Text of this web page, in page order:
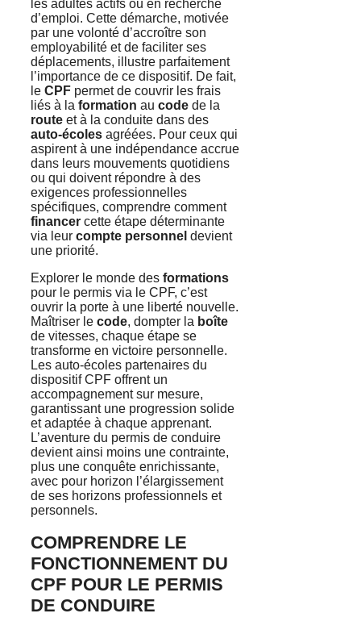
les adultes actifs ou en recherche
d’emploi. Cette démarche, motivée
par une volonté d’accroître son
employabilité et de faciliter ses
déplacements, illustre parfaitement
l’importance de ce dispositif. De fait,
le CPF permet de couvrir les frais
liés à la formation au code de la
route et à la conduite dans des
auto-écoles agréées. Pour ceux qui
aspirent à une indépendance accrue
dans leurs mouvements quotidiens
ou qui doivent répondre à des
exigences professionnelles
spécifiques, comprendre comment
financer cette étape déterminante
via leur compte personnel devient
une priorité.
Explorer le monde des formations
pour le permis via le CPF, c’est
ouvrir la porte à une liberté nouvelle.
Maîtriser le code, dompter la boîte
de vitesses, chaque étape se
transforme en victoire personnelle.
Les auto-écoles partenaires du
dispositif CPF offrent un
accompagnement sur mesure,
garantissant une progression solide
et adaptée à chaque apprenant.
L’aventure du permis de conduire
devient ainsi moins une contrainte,
plus une conquête enrichissante,
avec pour horizon l’élargissement
de ses horizons professionnels et
personnels.
COMPRENDRE LE
FONCTIONNEMENT DU
CPF POUR LE PERMIS
DE CONDUIRE